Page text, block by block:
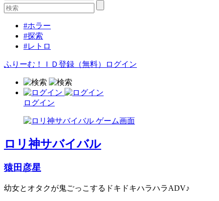
#ホラー
#探索
#レトロ
ふりーむ！ＩＤ登録（無料） ログイン
ログイン
ロリ神サバイバル
猿田彦星
幼女とオタクが鬼ごっこするドキドキハラハラADV♪